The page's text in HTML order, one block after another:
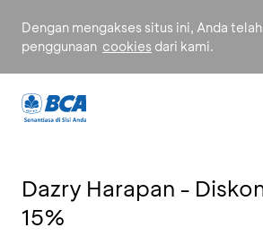
Dengan mengakses situs ini, Anda
penggunaan cookies dari kami.
Dazry Harapan -
15%